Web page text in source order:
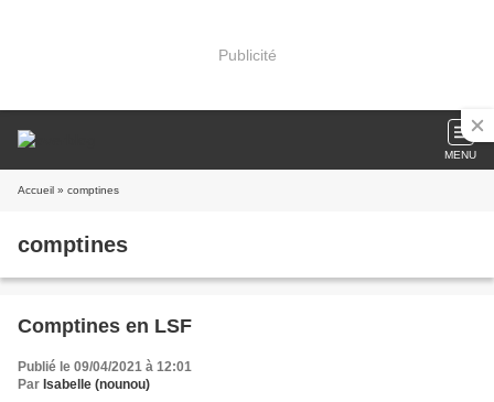
Publicité
MENU
Accueil » comptines
comptines
Comptines en LSF
Publié le 09/04/2021 à 12:01
Par Isabelle (nounou)